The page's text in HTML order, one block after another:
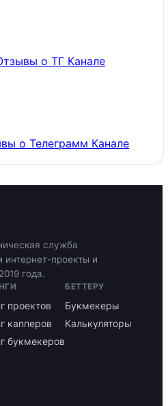
о ТГ Канале
о Телеграмм Канале
служба
проекты и
года.
проектов
капперов
букмекеров
БЕТТЕРУ
Букмекеры
Калькуляторы